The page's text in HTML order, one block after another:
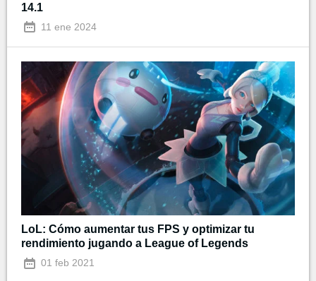
14.1
11 ene 2024
LoL: Cómo aumentar tus FPS y optimizar tu
rendimiento jugando a League of Legends
01 feb 2021